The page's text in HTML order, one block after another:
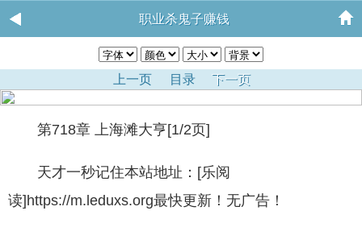
职业杀鬼子赚钱
上一页 目录 下一页
第718章 上海滩大亨[1/2页]
天才一秒记住本站地址：[乐阅
读]https://m.leduxs.org最快更新！无广告！